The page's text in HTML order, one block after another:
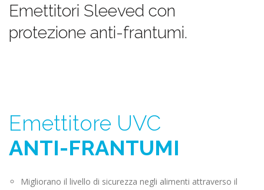
Emettitori Sleeved con
protezione anti-frantumi.
Emettitore UVC
ANTI-FRANTUMI
Migliorano il livello di sicurezza negli alimenti attraverso il